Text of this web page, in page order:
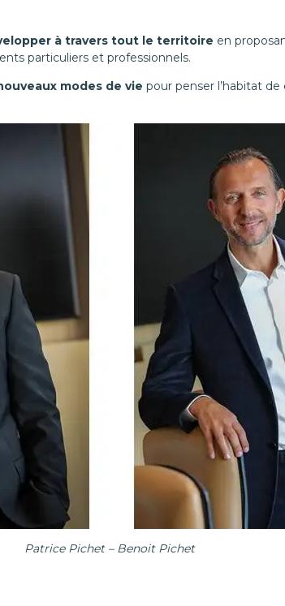
à travers tout le territoire en
particuliers et professionnels.
modes de vie pour penser l’habitat
Patrice Pichet – Benoit Pichet